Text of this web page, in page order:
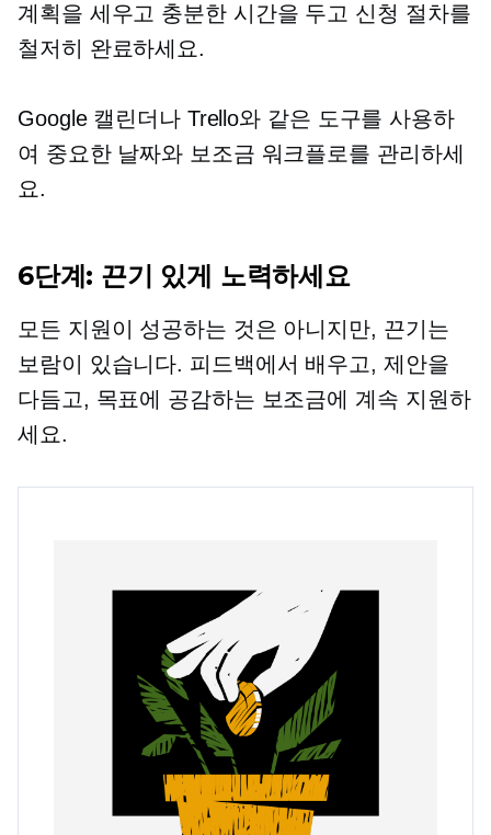
계획을 세우고 충분한 시간을 두고 신청 절차를
철저히 완료하세요.
Google 캘린더나 Trello와 같은 도구를 사용하
여 중요한 날짜와 보조금 워크플로를 관리하세
요.
6단계: 끈기 있게 노력하세요
모든 지원이 성공하는 것은 아니지만, 끈기는
보람이 있습니다. 피드백에서 배우고, 제안을
다듬고, 목표에 공감하는 보조금에 계속 지원하
세요.